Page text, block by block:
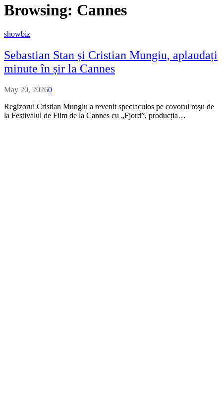
Browsing: Cannes
showbiz
Sebastian Stan și Cristian Mungiu, aplaudați
minute în șir la Cannes
May 20, 20260
Regizorul Cristian Mungiu a revenit spectaculos pe covorul roșu de
la Festivalul de Film de la Cannes cu „Fjord”, producția…